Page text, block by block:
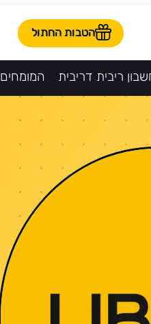
הטבות החתול
ריבית דריבית המומחים